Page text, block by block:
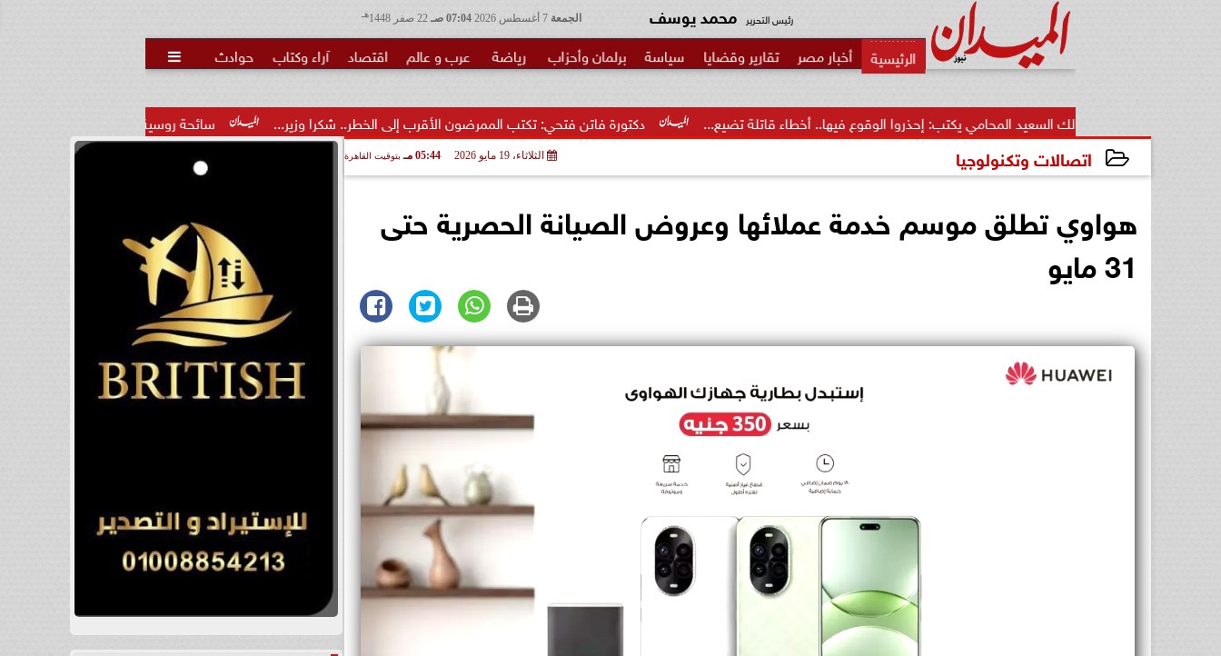
الجمعة 07:04 صـ هـ رئيس التحرير محمد يوسف
أخبار مصر تقارير وقضايا سياسة برلمان وأحزاب رياضة عرب و عالم اقتصاد آراء وكتاب حوادث 
سائحة روسية لـ”مراسي”: الغردقة تجمع بين الموقع دكتورة فاتن فتحي: تكتب الممرضون الأقرب إلى الخطر.. شكرا وزير... مالك السعيد المحامي يكتب: إحذروا الوقوع فيها.. أخطاء قاتلة تضيع...
اتصالات وتكنولوجيا الثلاثاء، 19 مايو 2026 05:44 مـ بتوقيت القاهرة
هواوي تطلق موسم خدمة عملائها وعروض الصيانة الحصرية حتى
31 مايو